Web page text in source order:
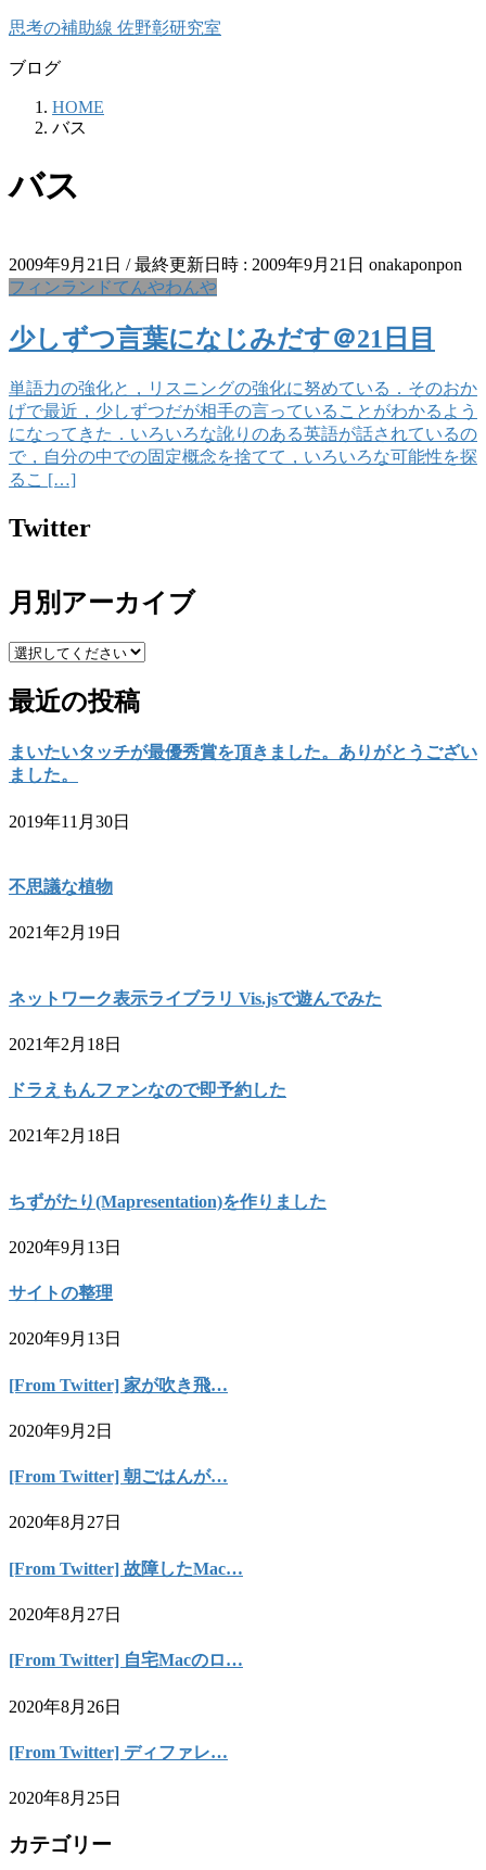
コ
テ
キ
ナ
ゲ
に
思考の補助線 佐野彰研究室
ブログ
HOME
バス
バス
2009年9月21日 / 最終更新日時 : 2009年9月21日 onakaponpon
フィンランドてんやわんや
少しずつ言葉になじみだす＠21日目
単語力の強化と，リスニングの強化に努めている．そのおか
げで最近，少しずつだが相手の言っていることがわかるよう
になってきた．いろいろな訛りのある英語が話されているの
で，自分の中での固定概念を捨てて，いろいろな可能性を探
るこ […]
Twitter
月別アーカイブ
最近の投稿
まいたいタッチが最優秀賞を頂きました。ありがとうござい
ました。
2019年11月30日
不思議な植物
2021年2月19日
ネットワーク表示ライブラリ Vis.jsで遊んでみた
2021年2月18日
ドラえもんファンなので即予約した
2021年2月18日
ちずがたり(Mapresentation)を作りました
2020年9月13日
サイトの整理
2020年9月13日
[From Twitter] 家が吹き飛…
2020年9月2日
[From Twitter] 朝ごはんが…
2020年8月27日
[From Twitter] 故障したMac…
2020年8月27日
[From Twitter] 自宅Macのロ…
2020年8月26日
[From Twitter] ディファレ…
2020年8月25日
カテゴリー